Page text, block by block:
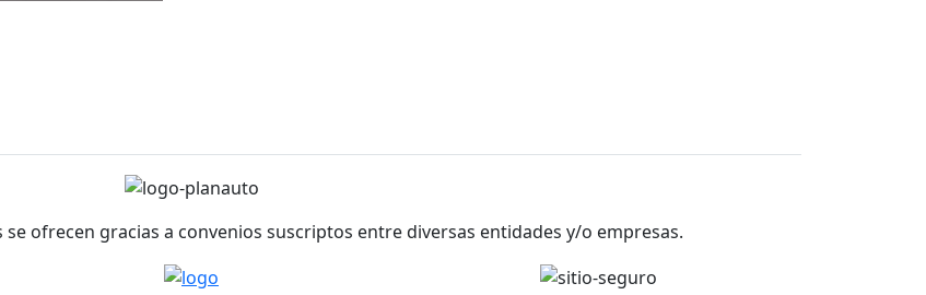
ofrecen gracias a convenios suscriptos entre diversas entidades y/o empresas.